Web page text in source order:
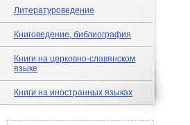
Литературоведение
Книговедение, библиография
Книги на церковно-славянском
языке
Книги на иностранных языках